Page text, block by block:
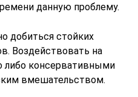
данную проблему.
добиться стойких
Воздействовать на
либо консервативными
вмешательством.